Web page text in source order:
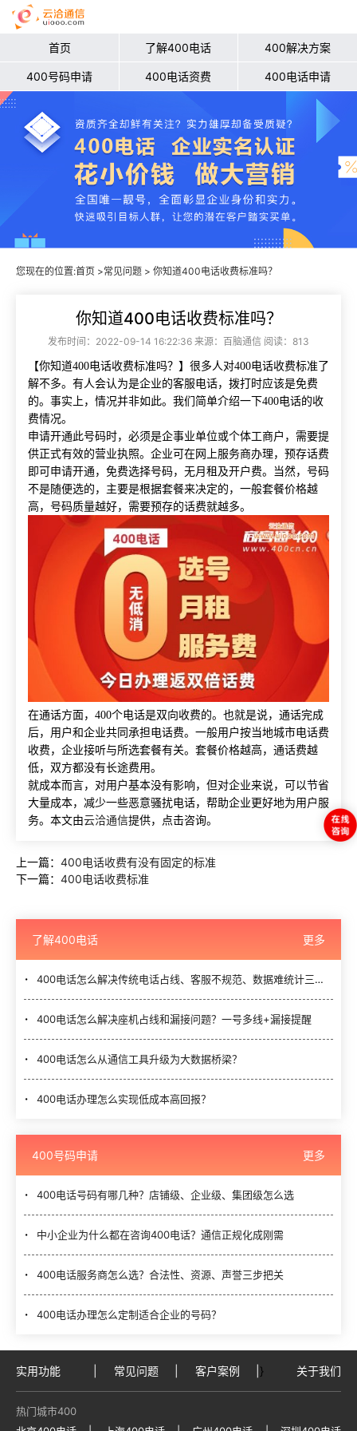
首页 了解400电话 400解决方案
400号码申请 400电话资费 400电话申请
您现在的位置:首页 >常见问题 > 你知道400电话收费标准吗？
你知道400电话收费标准吗？
发布时间：2022-09-14 16:22:36 来源：百脑通信 阅读：813
【你知道400电话收费标准吗？】很多人对400电话收费标准了
解不多。有人会认为是企业的客服电话，拨打时应该是免费
的。事实上，情况并非如此。我们简单介绍一下400电话的收
费情况。
申请开通此号码时，必须是企事业单位或个体工商户，需要提
供正式有效的营业执照。企业可在网上服务商办理，预存话费
即可申请开通，免费选择号码，无月租及开户费。当然，号码
不是随便选的，主要是根据套餐来决定的，一般套餐价格越
高，号码质量越好，需要预存的话费就越多。
在通话方面，400个电话是双向收费的。也就是说，通话完成
后，用户和企业共同承担电话费。一般用户按当地城市电话费
收费，企业接听与所选套餐有关。套餐价格越高，通话费越
低，双方都没有长途费用。
就成本而言，对用户基本没有影响，但对企业来说，可以节省
大量成本，减少一些恶意骚扰电话，帮助企业更好地为用户服
务。本文由云洽通信提供，点击咨询。
上一篇： 400电话收费有没有固定的标准
下一篇： 400电话收费标准
了解400电话 更多
400电话怎么解决传统电话占线、客服不规范、数据难统计三大难题？
400电话怎么解决座机占线和漏接问题？一号多线+漏接提醒
400电话怎么从通信工具升级为大数据桥梁？
400电话办理怎么实现低成本高回报？
400号码申请 更多
400电话号码有哪几种？店铺级、企业级、集团级怎么选
中小企业为什么都在咨询400电话？通信正规化成刚需
400电话服务商怎么选？合法性、资源、声誉三步把关
400电话办理怎么定制适合企业的号码？
实用功能 常见问题 客户案例 } 关于我们
热门城市400